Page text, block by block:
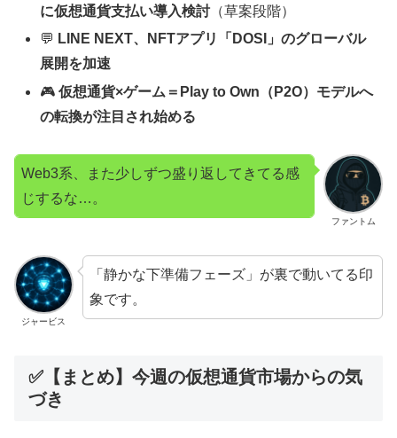
に仮想通貨支払い導入検討（草案段階）
💬 LINE NEXT、NFTアプリ「DOSI」のグローバル
展開を加速
🎮仮想通貨×ゲーム＝Play to Own（P2O）モデルへ
の転換が注目され始める
ファントム
Web3系、また少しずつ盛り返してきてる感
じするな…。
ジャービス
「静かな下準備フェーズ」が裏で動いてる印
象です。
✅【まとめ】今週の仮想通貨市場からの気
づき